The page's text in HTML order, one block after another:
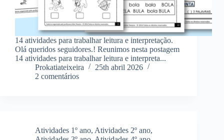
14 atividades para trabalhar leitura e interpretação.
Olá queridos seguidores.! Reunimos nesta postagem
14 atividades para trabalhar leitura e interpreta...
Prokatiateixeira
25th abril 2026
2 comentários
Atividades 1º ano, Atividades 2º ano,